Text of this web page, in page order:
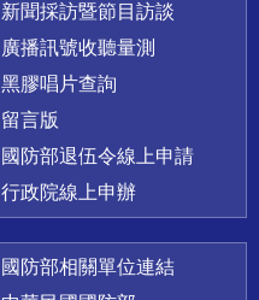
新聞採訪暨節目訪談
廣播訊號收聽量測
黑膠唱片查詢
留言版
國防部退伍令線上申請
行政院線上申辦
國防部相關單位連結